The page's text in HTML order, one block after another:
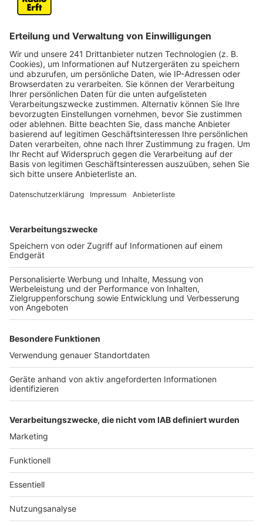
Der Song ist sehr repräsentativ für das Album hat uns
Lauv verraten. Es gebe helle und dunkle Seiten auf der
Platte. Der Song selbst ist zwar zum einen sehr
optimistisch, sieht aber auch die dunkle Seite.
Geschrieben hat Lauv den Song übrigens mit seiner
Freundin und er geht über die Liebe der Beiden. Da
freuen wir uns auf das neue Album, dass dieses Jahr
noch kommen soll. Wann genau wissen wir aber leider
noch nicht.
Anzeige
Wir benötigen Ihre
Zustimmung, um den YouTube
Wir verwenden einen Service eines
Drittanbieters, um Videoinhalte
einzubetten. Dieser Service kann
Daten zu Ihren Aktivitäten
sammeln. Bitte lesen Sie die
Details durch und stimmen Sie der
Nutzung des Service zu, um dieses
Video anzusehen.
Mehr Informationen
Lauv - All 4 Nothing (I'm So In Love) [Official Video]
Anzeige